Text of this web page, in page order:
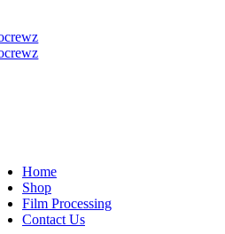
Home
Shop
Film Processing
Contact Us